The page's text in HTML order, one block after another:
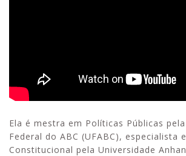
Ela é mestra em Políticas Públicas
Federal do ABC (UFABC), especialista
Constitucional pela Universidade